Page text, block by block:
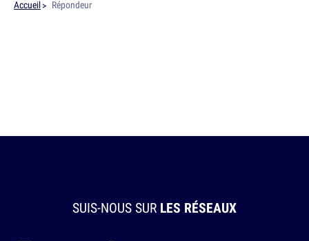
Accueil Répondeur
SUIS-NOUS SUR LES RÉSEAUX